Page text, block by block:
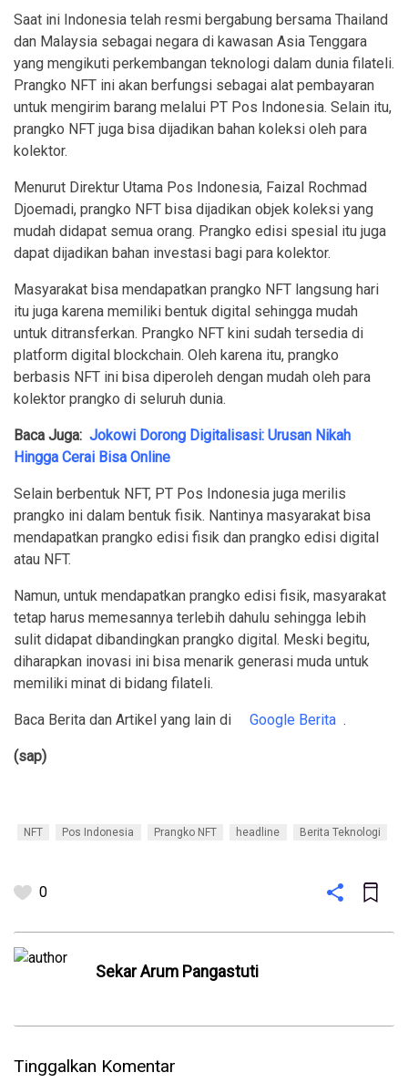
Saat ini Indonesia telah resmi bergabung bersama Thailand
dan Malaysia sebagai negara di kawasan Asia Tenggara
yang mengikuti perkembangan teknologi dalam dunia filateli.
Prangko NFT ini akan berfungsi sebagai alat pembayaran
untuk mengirim barang melalui PT Pos Indonesia. Selain itu,
prangko NFT juga bisa dijadikan bahan koleksi oleh para
kolektor.
Menurut Direktur Utama Pos Indonesia, Faizal Rochmad
Djoemadi, prangko NFT bisa dijadikan objek koleksi yang
mudah didapat semua orang. Prangko edisi spesial itu juga
dapat dijadikan bahan investasi bagi para kolektor.
Masyarakat bisa mendapatkan prangko NFT langsung hari
itu juga karena memiliki bentuk digital sehingga mudah
untuk ditransferkan. Prangko NFT kini sudah tersedia di
platform digital blockchain. Oleh karena itu, prangko
berbasis NFT ini bisa diperoleh dengan mudah oleh para
kolektor prangko di seluruh dunia.
Baca Juga: Jokowi Dorong Digitalisasi: Urusan Nikah
Hingga Cerai Bisa Online
Selain berbentuk NFT, PT Pos Indonesia juga merilis
prangko ini dalam bentuk fisik. Nantinya masyarakat bisa
mendapatkan prangko edisi fisik dan prangko edisi digital
atau NFT.
Namun, untuk mendapatkan prangko edisi fisik, masyarakat
tetap harus memesannya terlebih dahulu sehingga lebih
sulit didapat dibandingkan prangko digital. Meski begitu,
diharapkan inovasi ini bisa menarik generasi muda untuk
memiliki minat di bidang filateli.
Baca Berita dan Artikel yang lain di Google Berita .
(sap)
NFT Pos Indonesia Prangko NFT headline Berita Teknologi
0
Sekar Arum Pangastuti
Tinggalkan Komentar